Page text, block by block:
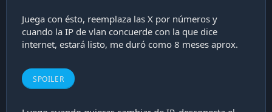
Juega con ésto, reemplaza las X por números y
cuando la IP de vlan concuerde con la que dice
internet, estará listo, me duró como 8 meses aprox.
SPOILER